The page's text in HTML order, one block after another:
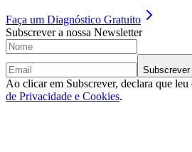
Faça um Diagnóstico Gratuito
Subscrever a nossa Newsletter
Subscrever
Ao clicar em Subscrever, declara que leu
de Privacidade e Cookies.